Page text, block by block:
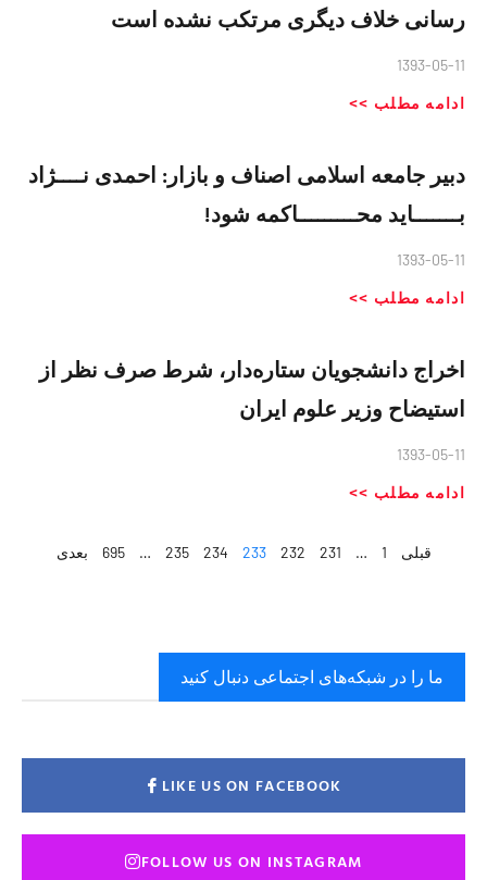
رسانی خلاف دیگری مرتکب نشده است
1393-05-11
ادامه مطلب >>
دبیر جامعه اسلامی اصناف و بازار: احمدی نــــژاد
بـــــــاید محـــــــــاکمه شود!
1393-05-11
ادامه مطلب >>
اخراج دانشجویان ستاره‌دار، شرط صرف نظر از
استیضاح وزیر علوم ایران
1393-05-11
ادامه مطلب >>
قبلی 1
…
231
232
233
234
235
…
695 بعدی
ما را در شبکه‌های اجتماعی دنبال کنید
LIKE US ON FACEBOOK
FOLLOW US ON INSTAGRAM